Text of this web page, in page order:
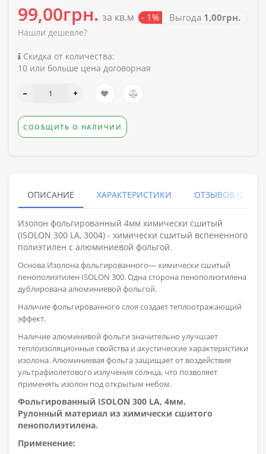
99,00грн. за кв.м - 1% Выгода 1,00грн.
Нашли дешевле?
Скидка от количества:
10 или больше цена договорная
СООБЩИТЬ О НАЛИЧИИ
ОПИСАНИЕ ХАРАКТЕРИСТИКИ ОТЗЫВОВ (0)
Изолон фольгированный 4мм химически сшитый
(ISOLON 300 LA, 3004) - химически сшитый вспененного
полиэтилен с алюминиевой фольгой.
Основа Изолона фольгированного— химически сшитый
пенополиэтилен ISOLON 300. Одна сторона пенополиэтилена
дублирована алюминиевой фольгой.
Наличие фольгированного слоя создает теплоотражающий
эффект.
Наличие алюминивой фольги значительно улучшает
теплоизоляционные свойства и акустические характеристики
изолона. Алюминиевая фольга защищает от воздействия
ультрафиолетового излучения солнца, что позволяет
применять изолон под открытым небом.
Фольгированный ISOLON 300 LA, 4мм.
Рулонный материал из химически сшитого
пенополиэтилена.
Применение: